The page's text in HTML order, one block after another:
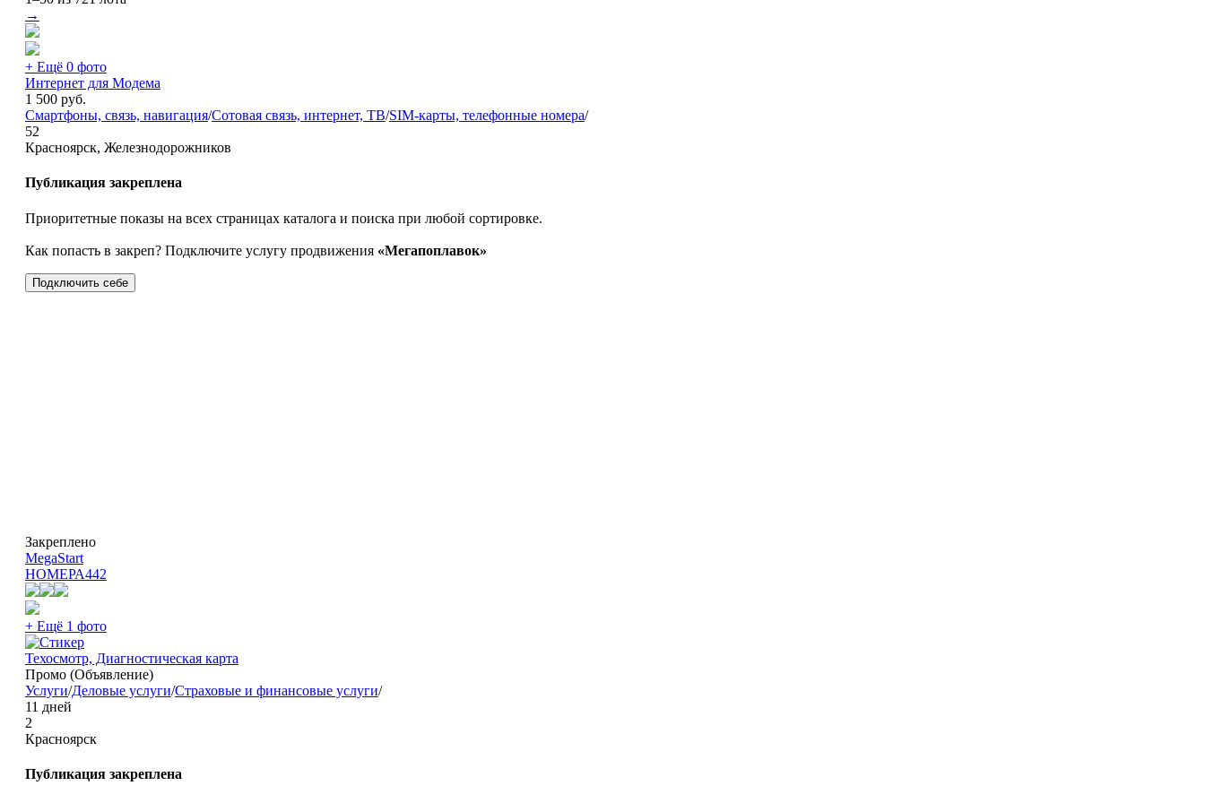
→
+ Ещё 0 фото
Интернет для Модема
1 500 руб.
Смартфоны, связь, навигация/Сотовая связь, интернет, ТВ/SIM-карты, телефонные номера/
52
Красноярск, Железнодорожников
Публикация закреплена
Приоритетные показы на всех страницах каталога и поиска при любой сортировке.
Как попасть в закреп? Подключите услугу продвижения «Мегапоплавок»
Подключить себе
Закреплено
MegaStart
НОМЕРА442
+ Ещё 1 фото
Техосмотр, Диагностическая карта
Промо (Объявление)
Услуги/Деловые услуги/Страховые и финансовые услуги/
11 дней
2
Красноярск
Публикация закреплена